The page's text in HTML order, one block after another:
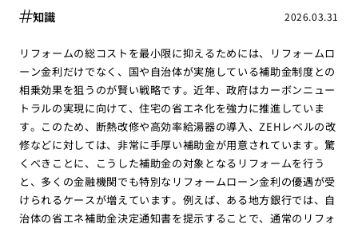
2026.03.31
知識
リフォームの総コストを最小限に抑えるためには、リフォームロ
ーン金利だけでなく、国や自治体が実施している補助金制度との
相乗効果を狙うのが賢い戦略です。近年、政府はカーボンニュー
トラルの実現に向けて、住宅の省エネ化を強力に推進していま
す。このため、断熱改修や高効率給湯器の導入、ZEHレベルの改
修などに対しては、非常に手厚い補助金が用意されています。驚
くべきことに、こうした補助金の対象となるリフォームを行う
と、多くの金融機関でも特別なリフォームローン金利の優遇が受
けられるケースが増えています。例えば、ある地方銀行では、自
治体の省エネ補助金決定通知書を提示することで、通常のリフォ